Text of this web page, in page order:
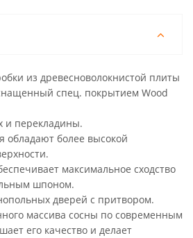
из древесноволокнистой плиты
спец. покрытием Wood
и перекладины.
обладают более высокой
максимальное сходство
шпоном.
дверей с притвором.
массива сосны по современным
его качество и делает